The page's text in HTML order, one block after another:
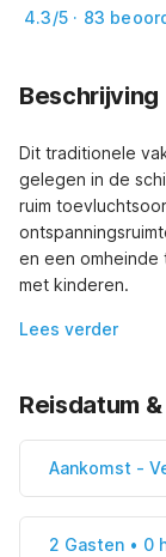
4.3/5 · 83
Beschrijving
Dit traditionele
gelegen in de
ruim
en een omheinde
met kinderen.
Lees verder
Reisdatum
Aankomst -
2 Gasten • 0